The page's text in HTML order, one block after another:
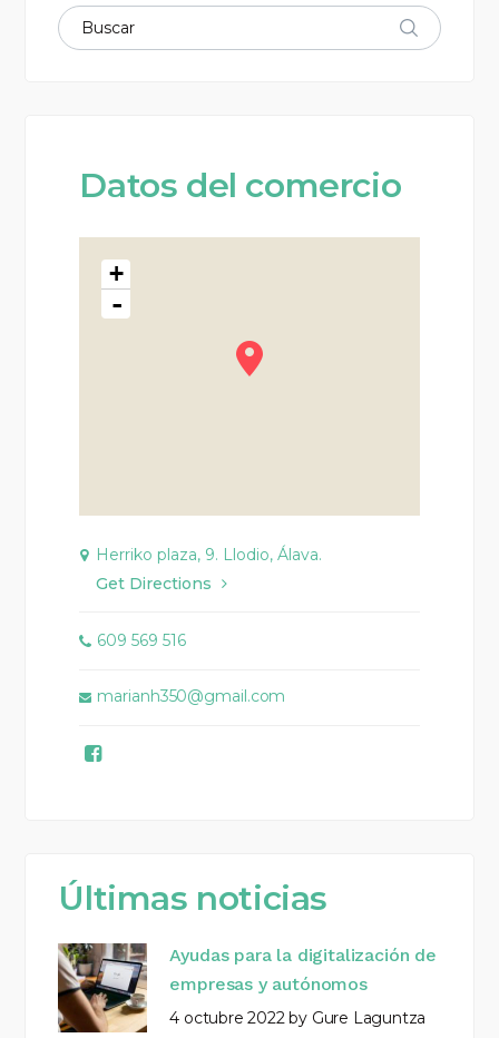
Datos del comercio
+
-
Herriko plaza, 9. Llodio, Álava.
Get Directions
609 569 516
marianh350@gmail.com
Últimas noticias
Ayudas para la digitalización de
empresas y autónomos
4 octubre 2022 by Gure Laguntza